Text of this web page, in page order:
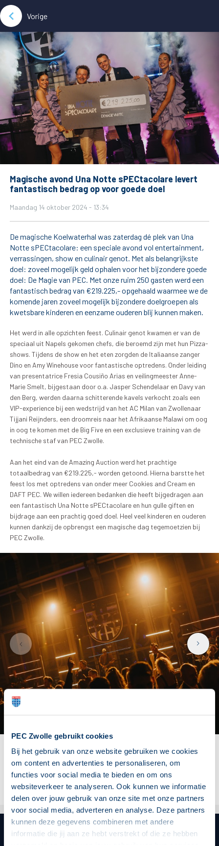
PEC Zwolle gebruikt cookies
Bij het gebruik van onze website gebruiken we cookies
om content en advertenties te personaliseren, om
functies voor social media te bieden en om ons
websiteverkeer te analyseren. Ook kunnen we informatie
delen over jouw gebruik van onze site met onze partners
voor social media, adverteren en analyse. Deze partners
kunnen deze gegevens combineren met andere
informatie die jij aan ze hebt verstrekt of die ze hebben
Vorige
Tickets
Matchdays
Teams
Business
MVO & Regio
Fanshop
Magische avond Una Notte sPECtacolare levert
fantastisch bedrag op voor goede doel
Maandag 14 oktober 2024 - 13:34
De magische Koelwaterhal was zaterdag dé plek van Una
Notte sPECtacolare: een speciale avond vol entertainment,
verrassingen, show en culinair genot. Met als belangrijkste
doel: zoveel mogelijk geld ophalen voor het bijzondere goede
doel: De Magie van PEC. Met onze ruim 250 gasten werd een
fantastisch bedrag van €219.225,- opgehaald waarmee we de
komende jaren zoveel mogelijk bijzondere doelgroepen als
kwetsbare kinderen en eenzame ouderen blij kunnen maken.
Het werd in alle opzichten feest. Culinair genot kwamen er van de
speciaal uit Napels gekomen chefs, die beroemd zijn met hun Pizza-
shows. Tijdens de show en het eten zorgden de Italiaanse zanger
Dino en Amy Winehouse voor fantastische optredens. Onder leiding
van presentatrice Fresia Cousiño Arias en veilingmeester Anne-
Marie Smelt, bijgestaan door o.a. Jasper Schendelaar en Davy van
den Berg, werden daarna schitterende kavels verkocht zoals een
VIP-experience bij een wedstrijd van het AC Milan van Zwollenaar
Tijjani Reijnders, een droomreis naar het Afrikaanse Malawi om oog
in oog te komen met de Big Five en een exclusieve training van de
technische staf van PEC Zwolle.
Aan het eind van de Amazing Auction werd het prachtige
totaalbedrag van €219.225,- worden getoond. Hierna barstte het
feest los met optredens van onder meer Cookies and Cream en
DAFT PEC. We willen iedereen bedanken die heeft bijgedragen aan
een fantastisch Una Notte sPECtacolare en hun gulle giften en
bijdrage aan een prachtig goed doel. Heel veel kinderen en ouderen
kunnen dankzij de opbrengst een magische dag tegemoetzien bij
PEC Zwolle.
Deel dit artikel: